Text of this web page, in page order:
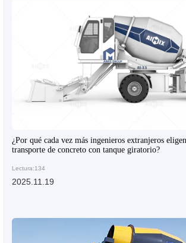
¿Por qué cada vez más ingenieros extranjeros
transporte de concreto con tanque giratorio?
Lectura:134
2025.11.19